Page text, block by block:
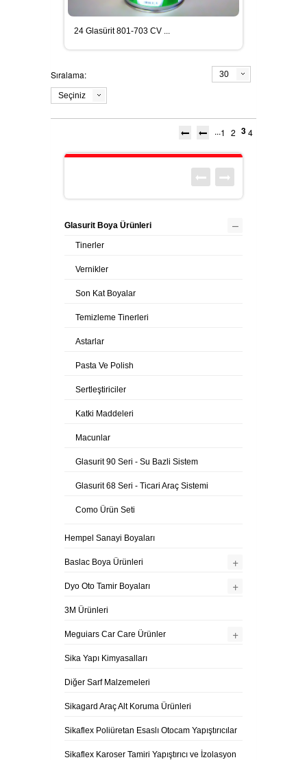
24 Glasürit 801-703 CV ...
Sıralama:
Seçiniz
30
...1 2 34
Glasurit Boya Ürünleri –
Tinerler
Vernikler
Son Kat Boyalar
Temizleme Tinerleri
Astarlar
Pasta Ve Polish
Sertleştiriciler
Katki Maddeleri
Macunlar
Glasurit 90 Seri - Su Bazli Sistem
Glasurit 68 Seri - Ticari Araç Sistemi
Como Ürün Seti
Hempel Sanayi Boyaları
Baslac Boya Ürünleri +
Dyo Oto Tamir Boyaları +
3M Ürünleri
Meguiars Car Care Ürünler +
Sika Yapı Kimyasalları
Diğer Sarf Malzemeleri
Sikagard Araç Alt Koruma Ürünleri
Sikaflex Poliüretan Esaslı Otocam Yapıştırıcılar
Sikaflex Karoser Tamiri Yapıştırıcı ve İzolasyon